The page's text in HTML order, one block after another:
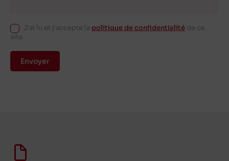
J'ai lu et j'accepte la politique de confidentialité de ce
site.
Envoyer